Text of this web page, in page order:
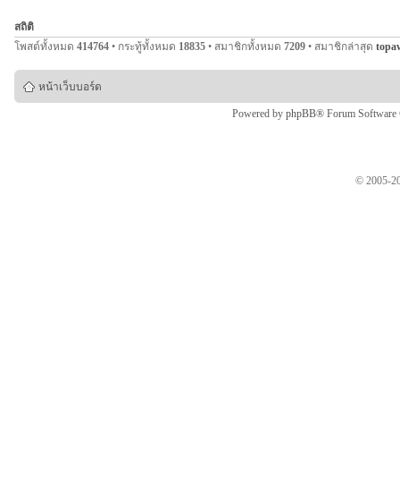
สถิติ
โพสต์ทั้งหมด 414764 • กระทู้ทั้งหมด 18835 • สมาชิกทั้งหมด 7209 • สมาชิกล่าสุด
หน้าเว็บบอร์ด
Powered by phpBB® Forum
© 2005-